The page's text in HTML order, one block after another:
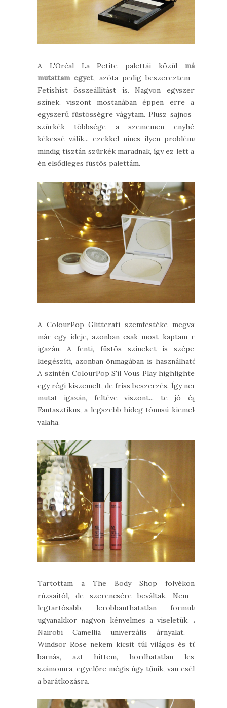
A L'Oréal La Petite palettái közül már
mutattam egyet, azóta pedig beszereztem a
Fetishist összeállítást is. Nagyon egyszerű
színek, viszont mostanában éppen erre az
egyszerű füstösségre vágytam. Plusz sajnos a
szürkék többsége a szememen enyhén
kékessé válik... ezekkel nincs ilyen probléma,
mindig tisztán szürkék maradnak, így ez lett az
én elsődleges füstös palettám.
A ColourPop Glitterati szemfestéke megvan
már egy ideje, azonban csak most kaptam rá
igazán. A fenti, füstös színeket is szépen
kiegészíti, azonban önmagában is használható.
A szintén ColourPop S'il Vous Play highlighter
egy régi kiszemelt, de friss beszerzés. Így nem
mutat igazán, feltéve viszont... te jó ég!
Fantasztikus, a legszebb hideg tónusú kiemelő
valaha.
Tartottam a The Body Shop folyékony
rúzsaitól, de szerencsére beváltak. Nem a
legtartósabb, lerobbanthatatlan formula,
ugyanakkor nagyon kényelmes a viseletük. A
Nairobi Camellia univerzális árnyalat, a
Windsor Rose nekem kicsit túl világos és túl
barnás, azt hittem, hordhatatlan lesz
számomra, egyelőre mégis úgy tűnik, van esély
a barátkozásra.